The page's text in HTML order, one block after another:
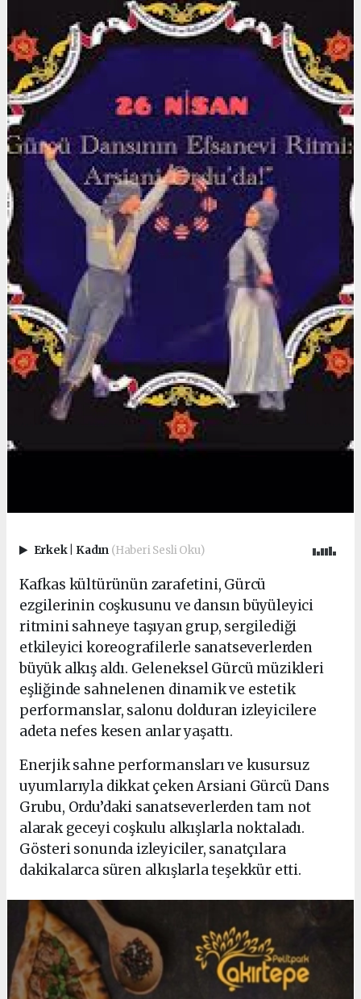
Erkek Kadın (Haberi Sesli Oku)
Kafkas kültürünün zarafetini, Gürcü
ezgilerinin coşkusunu ve dansın büyüleyici
ritmini sahneye taşıyan grup, sergilediği
etkileyici koreografilerle sanatseverlerden
büyük alkış aldı. Geleneksel Gürcü müzikleri
eşliğinde sahnelenen dinamik ve estetik
performanslar, salonu dolduran izleyicilere
adeta nefes kesen anlar yaşattı.
Enerjik sahne performansları ve kusursuz
uyumlarıyla dikkat çeken Arsiani Gürcü Dans
Grubu, Ordu’daki sanatseverlerden tam not
alarak geceyi coşkulu alkışlarla noktaladı.
Gösteri sonunda izleyiciler, sanatçılara
dakikalarca süren alkışlarla teşekkür etti.